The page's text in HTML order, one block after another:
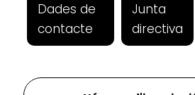
Dades de
contacte
Junta
directiva